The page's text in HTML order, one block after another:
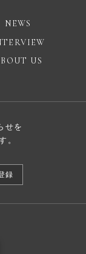
NEWS
US
せを
。
録